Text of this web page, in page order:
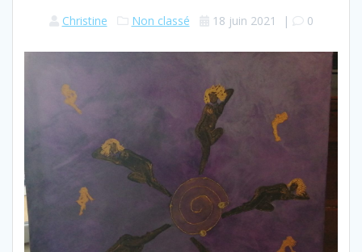
Christine Non classé 18 juin 2021 | 0